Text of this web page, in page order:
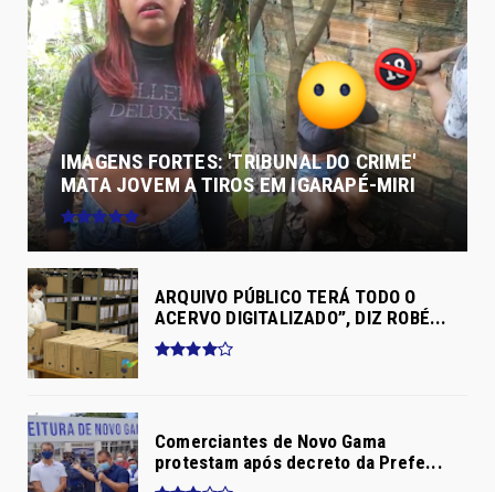
IMAGENS FORTES: 'TRIBUNAL DO CRIME'
MATA JOVEM A TIROS EM IGARAPÉ-MIRI
ARQUIVO PÚBLICO TERÁ TODO O
ACERVO DIGITALIZADO”, DIZ ROBÉ...
Comerciantes de Novo Gama
protestam após decreto da Prefe...